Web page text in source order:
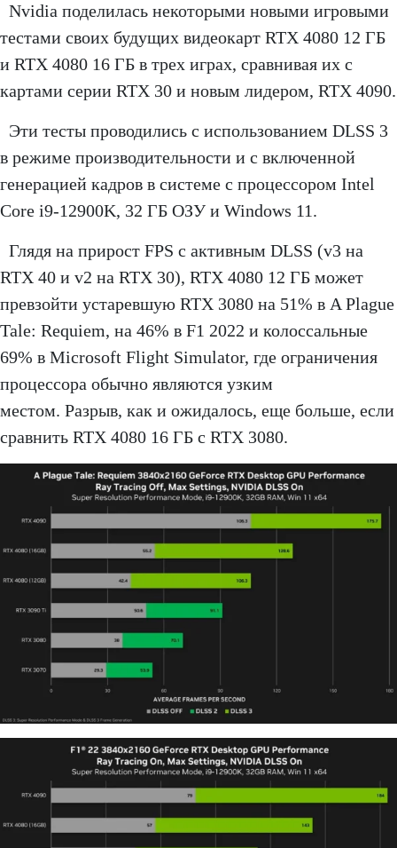
Nvidia поделилась некоторыми новыми игровыми
тестами своих будущих видеокарт RTX 4080 12 ГБ
и RTX 4080 16 ГБ в трех играх, сравнивая их с
картами серии RTX 30 и новым лидером, RTX 4090.
Эти тесты проводились с использованием DLSS 3
в режиме производительности и с включенной
генерацией кадров в системе с процессором Intel
Core i9-12900K, 32 ГБ ОЗУ и Windows 11.
Глядя на прирост FPS с активным DLSS (v3 на
RTX 40 и v2 на RTX 30), RTX 4080 12 ГБ может
превзойти устаревшую RTX 3080 на 51% в A Plague
Tale: Requiem, на 46% в F1 2022 и колоссальные
69% в Microsoft Flight Simulator, где ограничения
процессора обычно являются узким
местом. Разрыв, как и ожидалось, еще больше, если
сравнить RTX 4080 16 ГБ с RTX 3080.